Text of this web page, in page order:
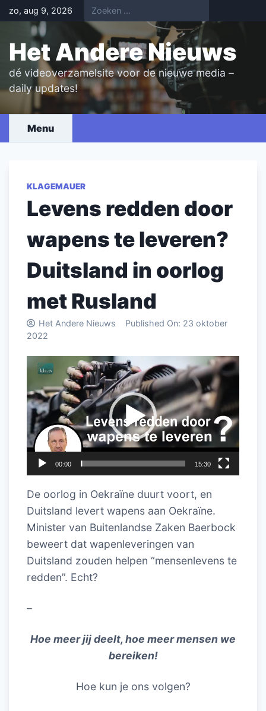
Skip
to
content
zo, aug 9, 2026
Het Andere Nieuws
dé videoverzamelsite voor de nieuwe media –
daily updates!
Menu
KLAGEMAUER
Levens redden door
wapens te leveren?
Duitsland in oorlog
met Rusland
Het Andere Nieuws Published On: 23 oktober
2022
Videospeler
00:00 15:30
De oorlog in Oekraïne duurt voort, en
Duitsland levert wapens aan Oekraïne.
Minister van Buitenlandse Zaken Baerbock
beweert dat wapenleveringen van
Duitsland zouden helpen “mensenlevens te
redden”. Echt?
–
Hoe meer jij deelt, hoe meer mensen we
bereiken!
Hoe kun je ons volgen?